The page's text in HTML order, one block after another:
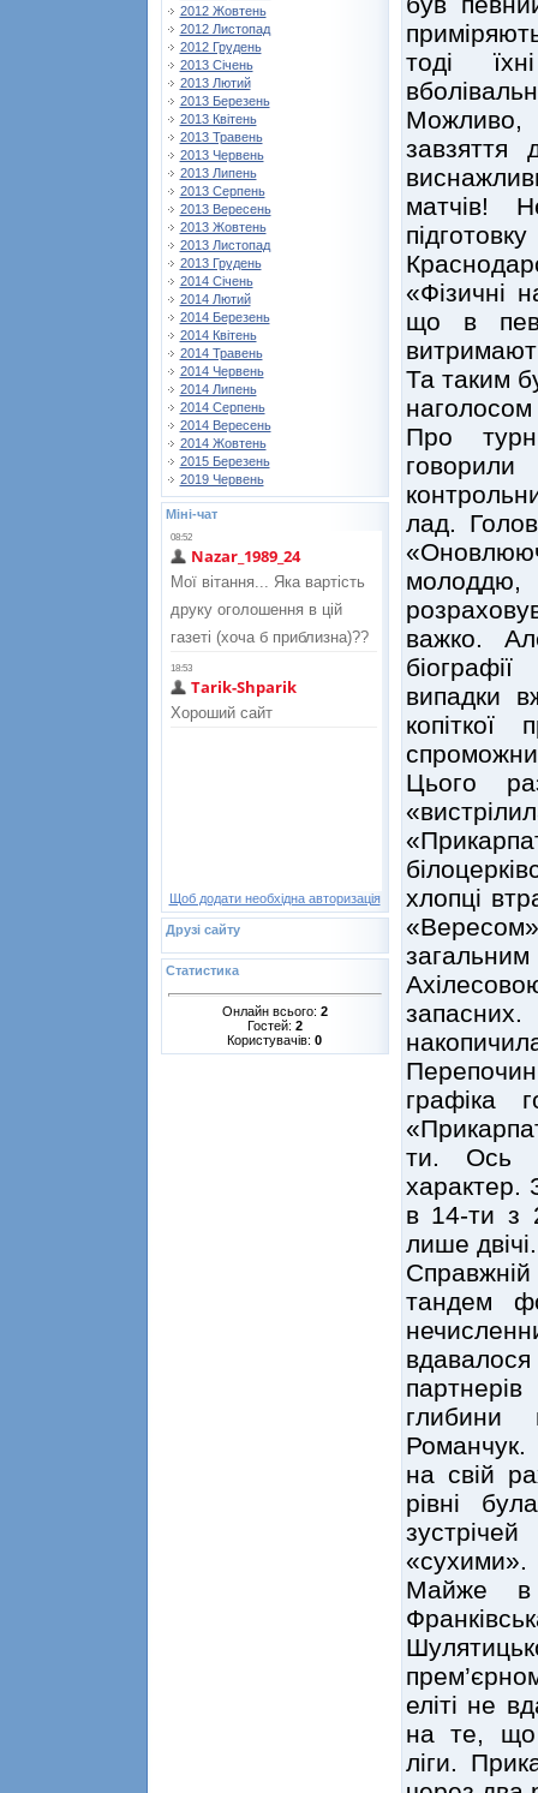
2012 Жовтень
2012 Листопад
2012 Грудень
2013 Січень
2013 Лютий
2013 Березень
2013 Квітень
2013 Травень
2013 Червень
2013 Липень
2013 Серпень
2013 Вересень
2013 Жовтень
2013 Листопад
2013 Грудень
2014 Січень
2014 Лютий
2014 Березень
2014 Квітень
2014 Травень
2014 Червень
2014 Липень
2014 Серпень
2014 Вересень
2014 Жовтень
2015 Березень
2019 Червень
Міні-чат
Щоб додати необхідна авторизація
Друзі сайту
Статистика
Онлайн всього: 2
Гостей: 2
Користувачів: 0
тоді
Можливо,
завзяття
матчів!
«Фізичні
що в
Та таким
наголосом
Про
лад.
важко.
випадки
копіткої
Цього
хлопці
графіка
ти. Ось
характер.
в 14-ти з
лише двічі.
тандем
глибини
Романчук.
на свій
рівні
«сухими».
Майже в
еліті не
на те, що
ліги.